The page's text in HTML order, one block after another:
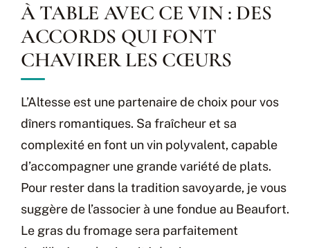
À TABLE AVEC CE VIN : DES
ACCORDS QUI FONT
CHAVIRER LES CŒURS
L’Altesse est une partenaire de choix pour vos
dîners romantiques. Sa fraîcheur et sa
complexité en font un vin polyvalent, capable
d’accompagner une grande variété de plats.
Pour rester dans la tradition savoyarde, je vous
suggère de l’associer à une fondue au Beaufort.
Le gras du fromage sera parfaitement